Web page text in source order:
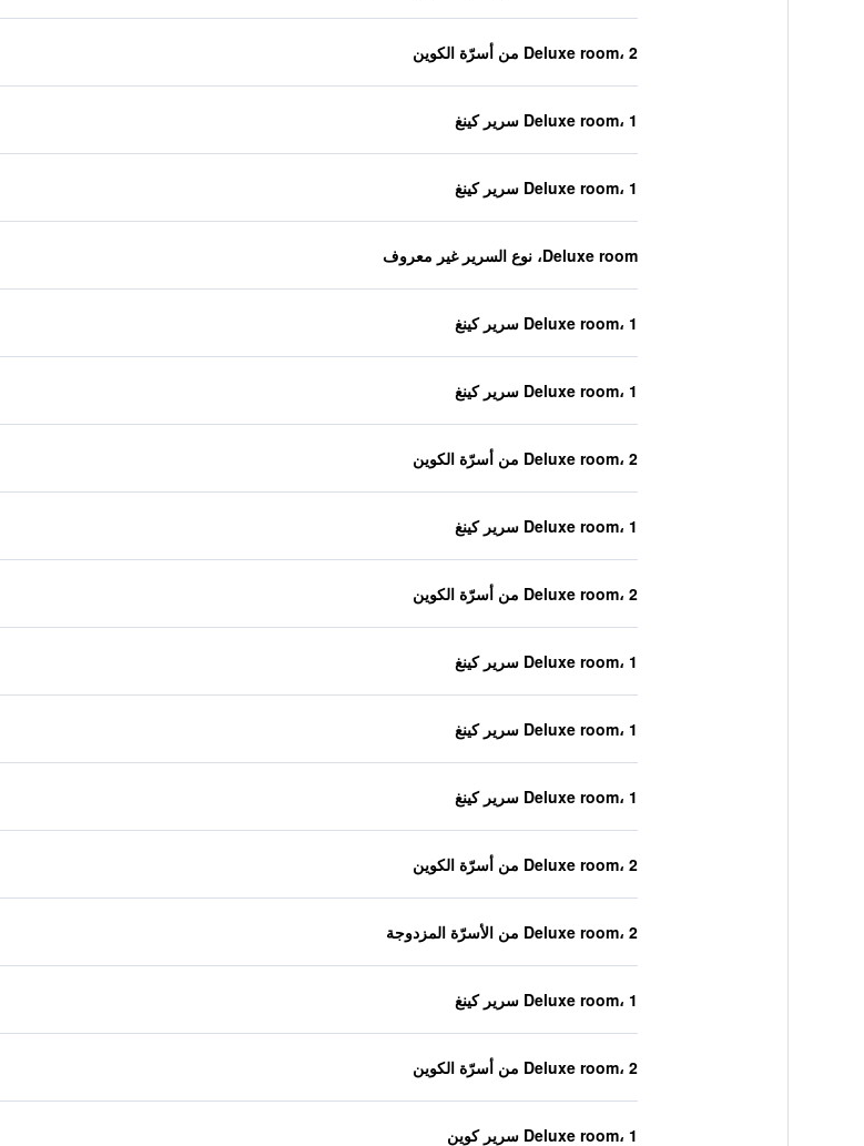
Deluxe room، 2 من أسرّة الكوين
Deluxe room، 1 سرير كينغ
Deluxe room، 1 سرير كينغ
Deluxe room، نوع السرير غير معروف
Deluxe room، 1 سرير كينغ
Deluxe room، 1 سرير كينغ
Deluxe room، 2 من أسرّة الكوين
Deluxe room، 1 سرير كينغ
Deluxe room، 2 من أسرّة الكوين
Deluxe room، 1 سرير كينغ
Deluxe room، 1 سرير كينغ
Deluxe room، 1 سرير كينغ
Deluxe room، 2 من أسرّة الكوين
Deluxe room، 2 من الأسرّة المزدوجة
Deluxe room، 1 سرير كينغ
Deluxe room، 2 من أسرّة الكوين
Deluxe room، 1 سرير كوين